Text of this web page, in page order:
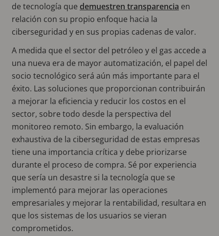
de tecnología que demuestren transparencia en
relación con su propio enfoque hacia la
ciberseguridad y en sus propias cadenas de valor.
A medida que el sector del petróleo y el gas accede a
una nueva era de mayor automatización, el papel del
socio tecnológico será aún más importante para el
éxito. Las soluciones que proporcionan contribuirán
a mejorar la eficiencia y reducir los costos en el
sector, sobre todo desde la perspectiva del
monitoreo remoto. Sin embargo, la evaluación
exhaustiva de la ciberseguridad de estas empresas
tiene una importancia crítica y debe priorizarse
durante el proceso de compra. Sé por experiencia
que sería un desastre si la tecnología que se
implementó para mejorar las operaciones
empresariales y mejorar la rentabilidad, resultara en
que los sistemas de los usuarios se vieran
comprometidos.